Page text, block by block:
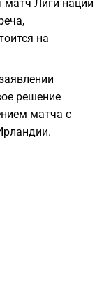
матч Лиги наций
на
решение
матча с